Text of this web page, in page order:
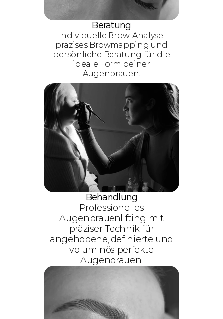
Beratung
Individuelle Brow-Analyse,
präzises Browmapping und
persönliche Beratung für die
ideale Form deiner
Augenbrauen.
Behandlung
Professionelles
Augenbrauenlifting mit
präziser Technik für
angehobene, definierte und
voluminös perfekte
Augenbrauen.